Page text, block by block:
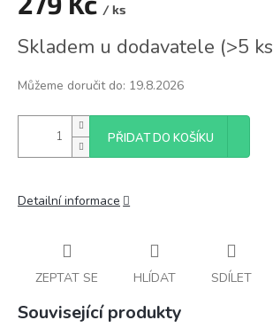
/ ks
cena:
Skladem u dodavatele (>5 ks
Můžeme doručit do: 19.8.2026
PŘIDAT DO KOŠÍKU
Detailní informace
ZEPTAT SE HLÍDAT SDÍLET
Související produkty